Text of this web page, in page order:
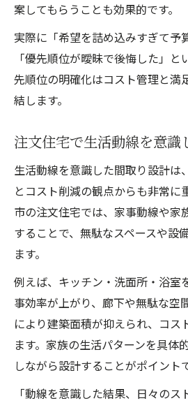
案してもらうことも効果的です。
実際に「希望を詰め込みすぎて予
「優先順位が曖昧で後悔した」
先順位の明確化はコスト管理と満
結します。
注文住宅で生活動線を意識
生活動線を意識した間取り設計は
とコスト削減の観点からも非常に
市の注文住宅では、家事動線や家
することで、無駄なスペースや設
ます。
例えば、キッチン・洗面所・浴室
事効率が上がり、廊下や無駄な空
により建築面積が抑えられ、コス
ます。家族の生活パターンを具体
しながら設計することがポイント
「動線を意識した結果、日々の